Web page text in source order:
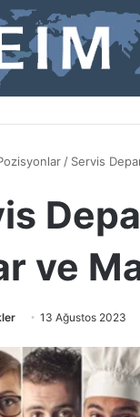
/ Servis
ve
13 Ağustos 2023